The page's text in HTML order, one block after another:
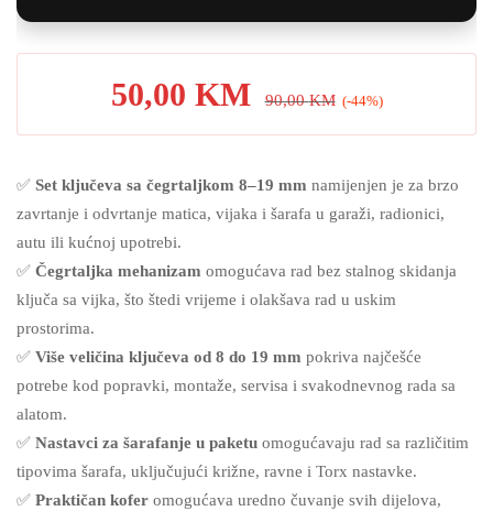
50,00 KM 90,00KM (-44%)
✅ Set ključeva sa čegrtaljkom 8–19 mm namijenjen je za brzo
zavrtanje i odvrtanje matica, vijaka i šarafa u garaži, radionici,
autu ili kućnoj upotrebi.
✅ Čegrtaljka mehanizam omogućava rad bez stalnog skidanja
ključa sa vijka, što štedi vrijeme i olakšava rad u uskim
prostorima.
✅ Više veličina ključeva od 8 do 19 mm pokriva najčešće
potrebe kod popravki, montaže, servisa i svakodnevnog rada sa
alatom.
✅ Nastavci za šarafanje u paketu omogućavaju rad sa različitim
tipovima šarafa, uključujući križne, ravne i Torx nastavke.
✅ Praktičan kofer omogućava uredno čuvanje svih dijelova,